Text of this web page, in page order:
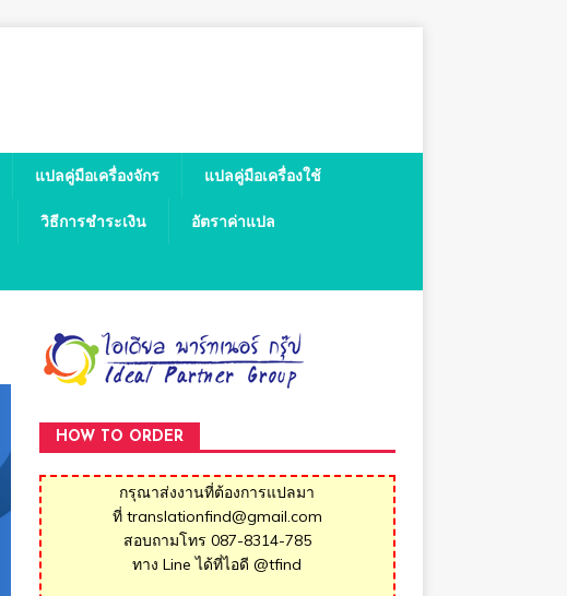
แปลคู่มือเครื่องจักร แปลคู่มือเครื่องใช้
วิธีการชำระเงิน อัตราค่าแปล
HOW TO ORDER
กรุณาส่งงานที่ต้องการแปลมา
ที่ translationfind@gmail.com
สอบถามโทร 087-8314-785
ทาง Line ได้ที่ไอดี @tfind